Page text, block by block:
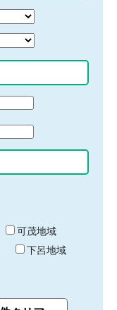
可茂地域
下呂地域